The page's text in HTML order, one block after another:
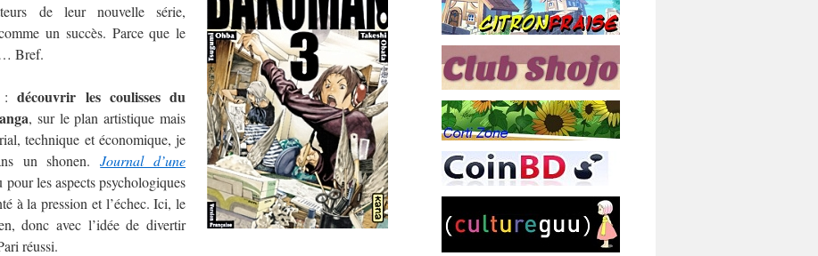
de leur nouvelle série,
un succès. Parce que le
Bref.
:découvrir les coulisses du
, sur le plan artistique mais
technique et économique, je
un shonen.Journal d’une
pour les aspects psychologiques
à la pression et l’échec. Ici, le
donc avec l’idée de divertir
réussi.